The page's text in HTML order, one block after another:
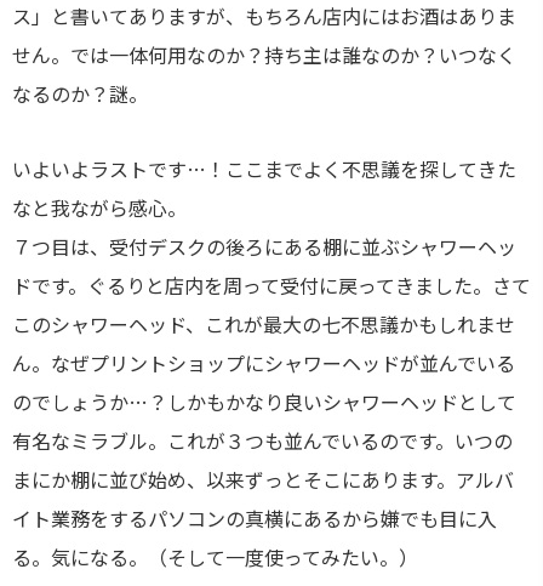
ス」と書いてありますが、もちろん店内にはお酒はありま
せん。では一体何用なのか？持ち主は誰なのか？いつなく
なるのか？謎。
いよいよラストです…！ここまでよく不思議を探してきた
なと我ながら感心。
７つ目は、受付デスクの後ろにある棚に並ぶシャワーヘッ
ドです。ぐるりと店内を周って受付に戻ってきました。さて
このシャワーヘッド、これが最大の七不思議かもしれませ
ん。なぜプリントショップにシャワーヘッドが並んでいる
のでしょうか…？しかもかなり良いシャワーヘッドとして
有名なミラブル。これが３つも並んでいるのです。いつの
まにか棚に並び始め、以来ずっとそこにあります。アルバ
イト業務をするパソコンの真横にあるから嫌でも目に入
る。気になる。（そして一度使ってみたい。）